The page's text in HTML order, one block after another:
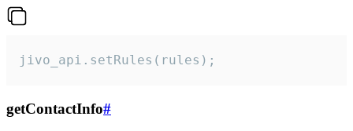
jivo_api.setRules(rules);
getContactInfo#